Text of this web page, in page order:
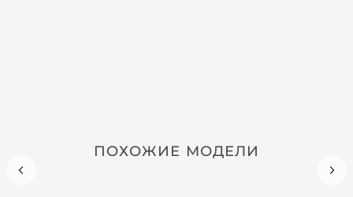
ПОХОЖИЕ МОДЕЛИ